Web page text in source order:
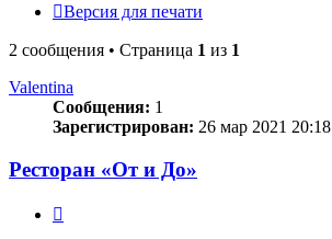
Версия для печати
2 сообщения • Страница 1 из 1
Valentina
Сообщения: 1
Зарегистрирован: 26 мар 2021 20:18
Ресторан «От и До»